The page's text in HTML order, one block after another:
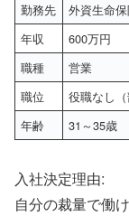
勤務先
外資生命
年収
600万円
職種
営業
職位
役職なし（
年齢
31～35歳
入社決定理由:
自分の裁量で働